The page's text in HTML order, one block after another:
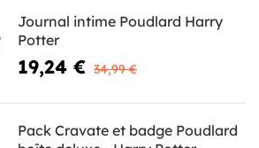
Journal intime Poudlard Harry
Potter
19,24 € 34,99 €
Pack Cravate et badge Poudlard